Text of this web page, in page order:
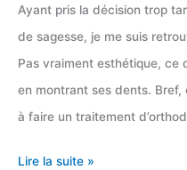
Ayant pris la décision trop
de sagesse, je me suis
Pas vraiment esthétique, ce
en montrant ses dents. Bref,
à faire un traitement
Mon
Lire la suite »